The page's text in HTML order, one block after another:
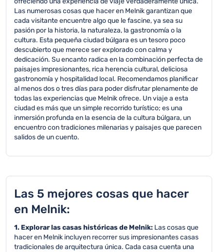
Las numerosas cosas que hacer en Melnik garantizan que
cada visitante encuentre algo que le fascine, ya sea su
pasión por la historia, la naturaleza, la gastronomía o la
cultura. Esta pequeña ciudad búlgara es un tesoro poco
descubierto que merece ser explorado con calma y
dedicación. Su encanto radica en la combinación perfecta de
paisajes impresionantes, rica herencia cultural, deliciosa
gastronomía y hospitalidad local. Recomendamos planificar
al menos dos o tres días para poder disfrutar plenamente de
todas las experiencias que Melnik ofrece. Un viaje a esta
ciudad es más que un simple recorrido turístico; es una
inmersión profunda en la esencia de la cultura búlgara, un
encuentro con tradiciones milenarias y paisajes que parecen
salidos de un cuento.
Las 5 mejores cosas que hacer
en Melnik:
1. Explorar las casas históricas de Melnik: Las cosas que
hacer en Melnik incluyen recorrer sus impresionantes casas
tradicionales de arquitectura única. Cada casa cuenta una